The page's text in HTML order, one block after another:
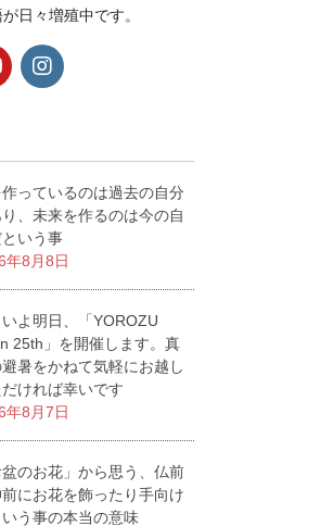
日々増殖中です。
っているのは過去の自分
、未来を作るのは今の自
いう事
年8月8日
よ明日、「YOROZU
25th」を開催します。真
暑をかねて気軽にお越し
ければ幸いです
年8月7日
盆のお花」から思う、仏前
にお花を飾ったり手向け
いう事の本当の意味